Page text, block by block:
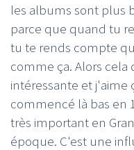
les albums sont plus
parce que quand tu
tu te rends compte
comme ça. Alors
intéressante et j'aime
commencé là bas en
très important en
époque. C'est une